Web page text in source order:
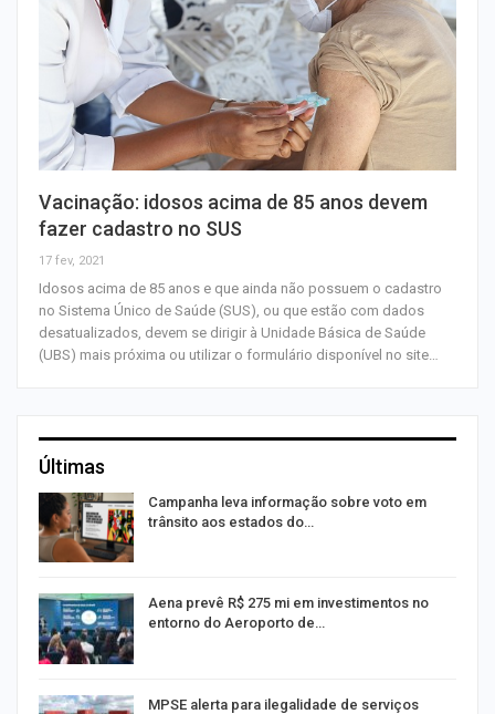
Vacinação: idosos acima de 85 anos devem
fazer cadastro no SUS
17 fev, 2021
Idosos acima de 85 anos e que ainda não possuem o cadastro
no Sistema Único de Saúde (SUS), ou que estão com dados
desatualizados, devem se dirigir à Unidade Básica de Saúde
(UBS) mais próxima ou utilizar o formulário disponível no site…
Últimas
Campanha leva informação sobre voto em
trânsito aos estados do…
Aena prevê R$ 275 mi em investimentos no
entorno do Aeroporto de…
MPSE alerta para ilegalidade de serviços